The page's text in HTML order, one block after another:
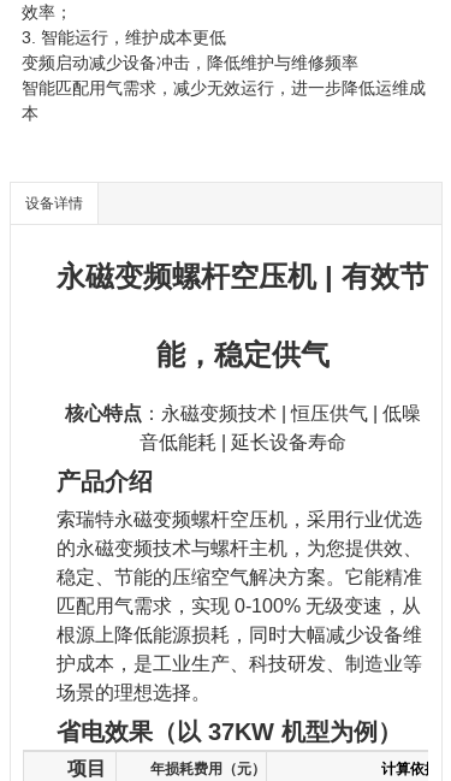
效率；
3. 智能运行，维护成本更低
变频启动减少设备冲击，降低维护与维修频率
智能匹配用气需求，减少无效运行，进一步降低运维成
本
设备详情
永磁变频螺杆空压机| 有效节
能，稳定供气
核心特点 ：永磁变频技术 | 恒压供气 | 低噪
音低能耗 | 延长设备寿命
产品介绍
索瑞特永磁变频螺杆空压机，采用行业优选
的永磁变频技术与螺杆主机，为您提供效、
稳定、节能的压缩空气解决方案。它能精准
匹配用气需求，实现 0-100% 无级变速，从
根源上降低能源损耗，同时大幅减少设备维
护成本，是工业生产、科技研发、制造业等
场景的理想选择。
省电效果（以 37KW 机型为例）
项目 年损耗费用（元） 计算依据